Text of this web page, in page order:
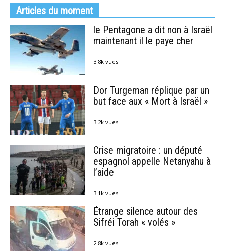
Articles du moment
le Pentagone a dit non à Israël
maintenant il le paye cher
3.8k vues
Dor Turgeman réplique par un
but face aux « Mort à Israël »
3.2k vues
Crise migratoire : un député
espagnol appelle Netanyahu à
l’aide
3.1k vues
Étrange silence autour des
Sifréi Torah « volés »
2.8k vues